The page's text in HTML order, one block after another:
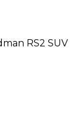
RS2 SUV